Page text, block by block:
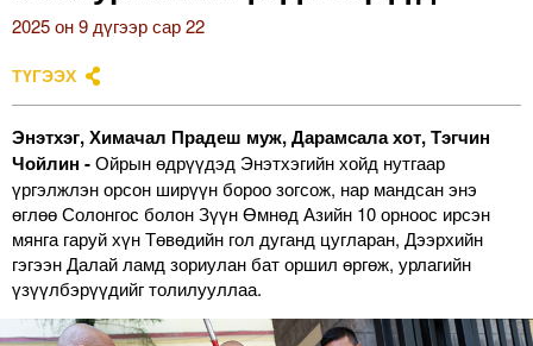
2025 он 9 дүгээр сар 22
ТҮГЭЭХ
Энэтхэг, Химачал Прадеш муж, Дарамсала хот, Тэгчин
Чойлин -Ойрын өдрүүдэд Энэтхэгийн хойд нутгаар
үргэлжлэн орсон ширүүн бороо зогсож, нар мандсан энэ
өглөө Солонгос болон Зүүн Өмнөд Азийн 10 орноос ирсэн
мянга гаруй хүн Төвөдийн гол дуганд цугларан, Дээрхийн
гэгээн Далай ламд зориулан бат оршил өргөж, урлагийн
үзүүлбэрүүдийг толилууллаа.